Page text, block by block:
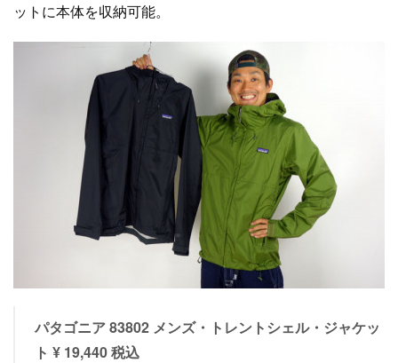
ットに本体を収納可能。
パタゴニア 83802 メンズ・トレントシェル・ジャケッ
ト ¥ 19,440 税込